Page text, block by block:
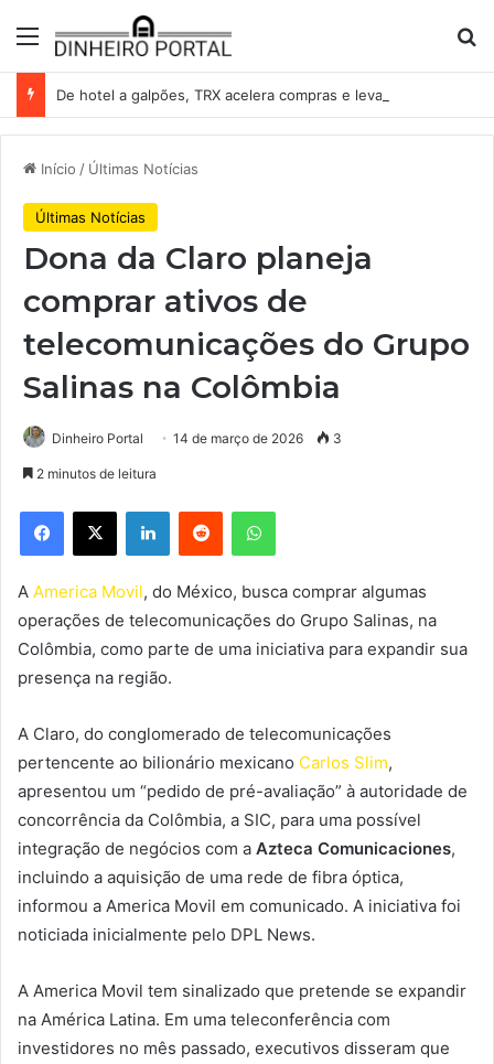
Menu
Início / Últimas Notícias
Últimas Notícias
Dona da Claro planeja
comprar ativos de
telecomunicações do Grupo
Salinas na Colômbia
Dinheiro Portal 14 de março de 2026 3
2 minutos de leitura
Facebook
X LinkedinReddit WhatsApp
A America Movil, do México, busca comprar algumas
operações de telecomunicações do Grupo Salinas, na
Colômbia, como parte de uma iniciativa para expandir sua
presença na região.
A Claro, do conglomerado de telecomunicações
pertencente ao bilionário mexicano Carlos Slim,
apresentou um “pedido de pré-avaliação” à autoridade de
concorrência da Colômbia, a SIC, para uma possível
integração de negócios com a Azteca Comunicaciones,
incluindo a aquisição de uma rede de fibra óptica,
informou a America Movil em comunicado. A iniciativa foi
noticiada inicialmente pelo DPL News.
A America Movil tem sinalizado que pretende se expandir
na América Latina. Em uma teleconferência com
investidores no mês passado, executivos disseram que